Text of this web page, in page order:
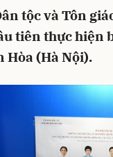
tộc và Tôn
tiên thực hiện
Hòa (Hà Nội).